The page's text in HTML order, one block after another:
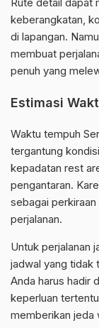
Rute detail dapat
keberangkatan,
di lapangan.
membuat
penuh yang
Estimasi
Waktu tempuh
tergantung
kepadatan rest
pengantaran.
sebagai
perjalanan.
Untuk perjalanan
jadwal yang tidak
Anda harus hadir
keperluan
memberikan jeda